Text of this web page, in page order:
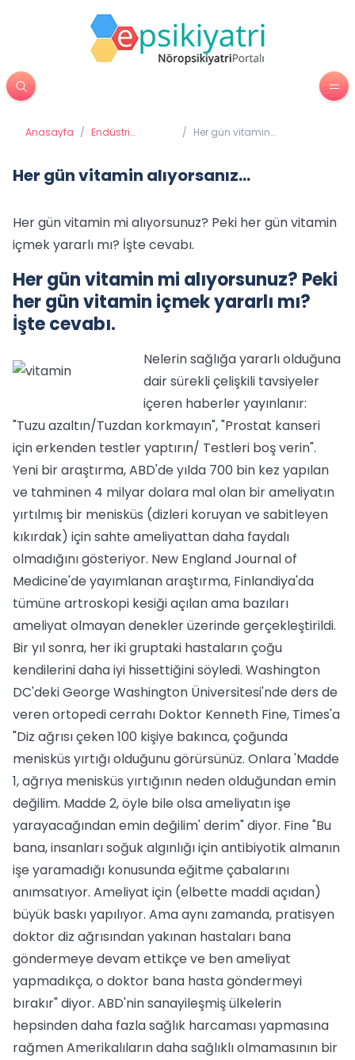
Anasayfa / Endüstri
/ Her gün vitamin
Her gün vitamin alıyorsanız...
Her gün vitamin mi alıyorsunuz? Peki her gün vitamin
içmek yararlı mı? İşte cevabı.
Her gün vitamin mi alıyorsunuz? Peki
her gün vitamin içmek yararlı mı?
İşte cevabı.
Nelerin sağlığa yararlı olduğuna
dair sürekli çelişkili tavsiyeler
içeren haberler yayınlanır:
"Tuzu azaltın/Tuzdan korkmayın", "Prostat kanseri
için erkenden testler yaptırın/ Testleri boş verin".
Yeni bir araştırma, ABD'de yılda 700 bin kez yapılan
ve tahminen 4 milyar dolara mal olan bir ameliyatın
yırtılmış bir menisküs (dizleri koruyan ve sabitleyen
kıkırdak) için sahte ameliyattan daha faydalı
olmadığını gösteriyor. New England Journal of
Medicine'de yayımlanan araştırma, Finlandiya'da
tümüne artroskopi kesiği açılan ama bazıları
ameliyat olmayan denekler üzerinde gerçekleştirildi.
Bir yıl sonra, her iki gruptaki hastaların çoğu
kendilerini daha iyi hissettiğini söyledi. Washington
DC'deki George Washington Üniversitesi'nde ders de
veren ortopedi cerrahı Doktor Kenneth Fine, Times'a
"Diz ağrısı çeken 100 kişiye bakınca, çoğunda
menisküs yırtığı olduğunu görürsünüz. Onlara 'Madde
1, ağrıya menisküs yırtığının neden olduğundan emin
değilim. Madde 2, öyle bile olsa ameliyatın işe
yarayacağından emin değilim' derim" diyor. Fine "Bu
bana, insanları soğuk algınlığı için antibiyotik almanın
işe yaramadığı konusunda eğitme çabalarını
anımsatıyor. Ameliyat için (elbette maddi açıdan)
büyük baskı yapılıyor. Ama aynı zamanda, pratisyen
doktor diz ağrısından yakınan hastaları bana
göndermeye devam ettikçe ve ben ameliyat
yapmadıkça, o doktor bana hasta göndermeyi
bırakır" diyor. ABD'nin sanayileşmiş ülkelerin
hepsinden daha fazla sağlık harcaması yapmasına
rağmen Amerikalıların daha sağlıklı olmamasının bir